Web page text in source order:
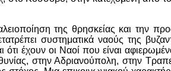
της θρησκείας και την
συστηματικά ναούς της
ότι έχουν οι Ναοί που είναι
στην Αδριανούπολη, στην